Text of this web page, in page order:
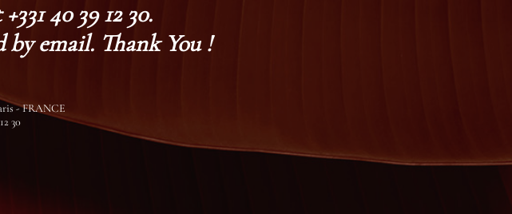
40 39 12 30.
by email. Thank You !
- FRANCE
30